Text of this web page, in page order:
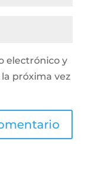
electrónico y
próxima vez